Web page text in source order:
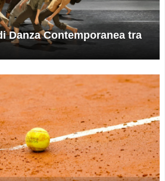
Danza Contemporanea tra